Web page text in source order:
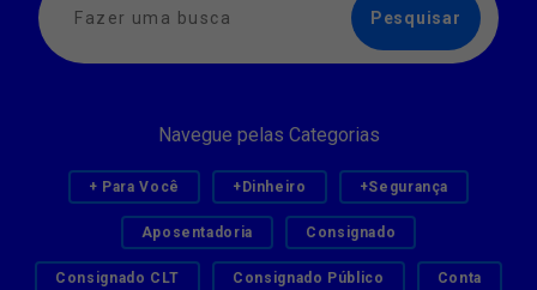
Navegue pelas Categorias
+ Para Você +Dinheiro +Segurança
Aposentadoria Consignado
Consignado CLT Consignado Público Conta